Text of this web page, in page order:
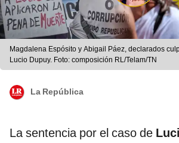
Magdalena Espósito y Abigail Páez, declarados
Lucio Dupuy. Foto: composición RL/Telam/TN
La República
La sentencia por el caso de